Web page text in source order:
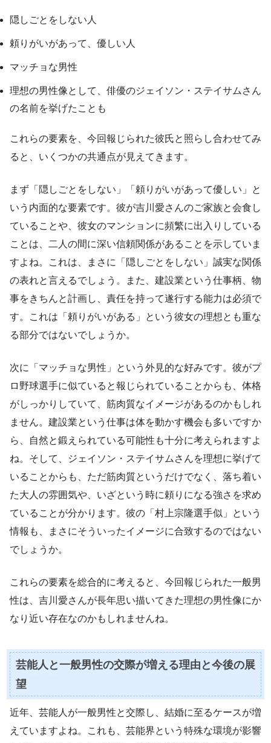
隠しごとをしない人
頼りがいがあって、優しい人
マッチョな男性
理想の男性像として、俳優のジェイソン・ステイサムさん
の名前を挙げたことも
これらの要素を、今回報じられた彼氏と照らし合わせてみ
ると、いくつかの共通点が見えてきます。
まず「隠しごとをしない」「頼りがいがあって優しい」と
いう内面的な要素です。彼が吉川愛さんのご家族と会食し
ていることや、彼女のマンションに頻繁に出入りしている
ことは、二人の間に深い信頼関係があることを示していま
すよね。これは、まさに「隠しごとをしない」誠実な関係
の表れと言えるでしょう。また、建設業という仕事柄、物
事をきちんと計画し、責任を持って遂行する能力は必須で
す。これは「頼りがいがある」という彼女の理想とも重な
る部分ではないでしょうか。
次に「マッチョな男性」という外見的な好みです。彼がプ
ロ野球選手に似ていると報じられていることからも、体格
がしっかりしていて、筋肉質なイメージがあるのかもしれ
ません。建設業という仕事は体を動かす機会も多いですか
ら、自然と鍛えられている可能性も十分に考えられますよ
ね。そして、ジェイソン・ステイサムさんを理想に挙げて
いることからも、ただ筋肉質というだけでなく、落ち着い
た大人の雰囲気や、いざという時に頼りになる強さを求め
ていることが分かります。彼の「村上宗隆選手似」という
情報も、まさにそういったイメージに合致するのではない
でしょうか。
これらの要素を総合的に考えると、今回報じられた一般男
性は、吉川愛さんが長年思い描いてきた理想の男性像にか
なり近い存在なのかもしれませんね。
芸能人と一般男性の交際が増える理由と今後の展
望
近年、芸能人が一般男性と交際し、結婚に至るケースが増
えていますよね。これも、芸能界という特殊な環境が影響